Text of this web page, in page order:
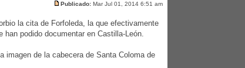
Publicado: Mar Jul 01, 2014 6:51 am
la cita de Forfoleda, la que efectivamente
podido documentar en Castilla-León.
imagen de la cabecera de Santa Coloma de